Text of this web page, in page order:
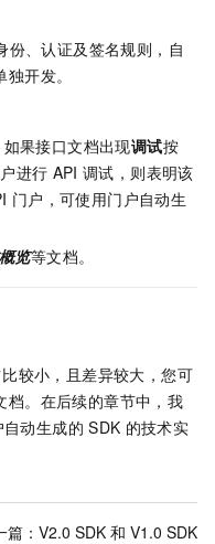
份、认证及签名规则，自
开发。
果接口文档出现调试按
进行 API 调试，则表明该
门户，可使用门户自动生
览等文档。
较小，且差异较大，您可
档。在后续的章节中，我
自动生成的 SDK 的技术实
篇： V2.0 SDK 和 V1.0 SDK